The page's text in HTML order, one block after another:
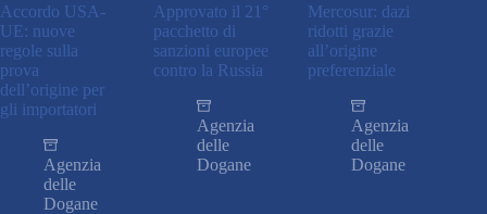
Accordo USA-
UE: nuove
regole sulla
prova
dell’origine per
gli importatori
Agenzia
delle
Dogane
Approvato il 21°
pacchetto di
sanzioni europee
contro la Russia
Agenzia
delle
Dogane
Mercosur: dazi
ridotti grazie
all’origine
preferenziale
Agenzia
delle
Dogane